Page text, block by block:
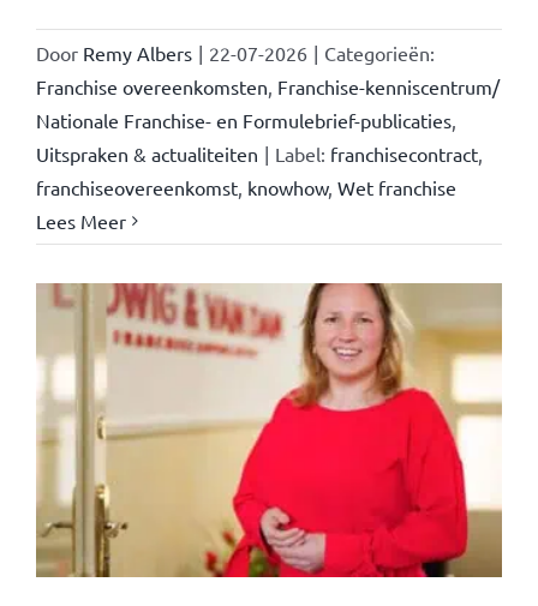
Door Remy Albers | 22-07-2026 | Categorieën:
Franchise overeenkomsten Franchise-kenniscentrum/
Nationale Franchise- en Formulebrief-publicaties,
Uitspraken & actualiteiten | Label: franchisecontract,
franchiseovereenkomst, knowhow, Wet franchise
Lees Meer